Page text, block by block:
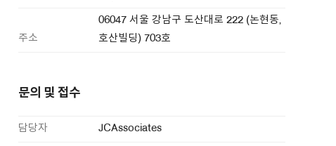
주소
06047 서울 강남구 도산대로 222 (논현동,
호산빌딩) 703호
문의 및 접수
담당자 JCAssociates